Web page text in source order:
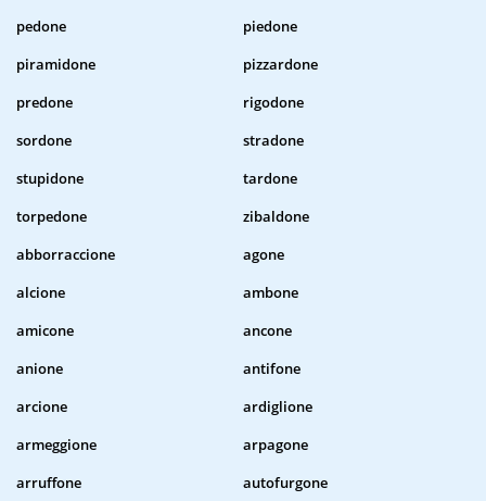
pedone
piedone
piramidone
pizzardone
predone
rigodone
sordone
stradone
stupidone
tardone
torpedone
zibaldone
abborraccione
agone
alcione
ambone
amicone
ancone
anione
antifone
arcione
ardiglione
armeggione
arpagone
arruffone
autofurgone